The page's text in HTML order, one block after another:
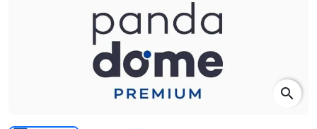
search